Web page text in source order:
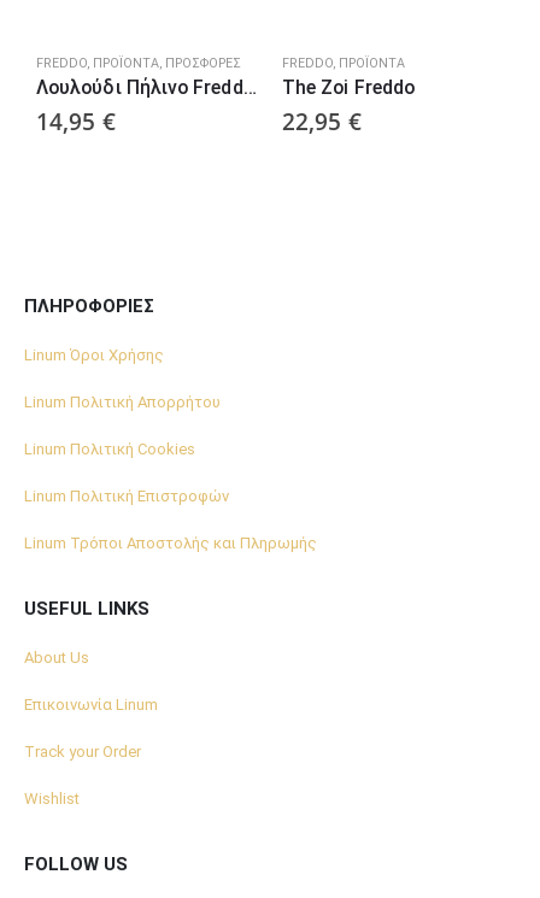
FREDDO, ΠΡΟΪΌΝΤΑ, ΠΡΟΣΦΟΡΈΣ
Λουλούδι Πήλινο Freddo Ποτήρι
14,95 €
FREDDO, ΠΡΟΪΌΝΤΑ
The Zoi Freddo
22,95 €
ΠΛΗΡΟΦΟΡΙΕΣ
Linum Όροι Χρήσης
Linum Πολιτική Απορρήτου
Linum Πολιτική Cookies
Linum Πολιτική Επιστροφών
Linum Τρόποι Αποστολής και Πληρωμής
USEFUL LINKS
About Us
Επικοινωνία Linum
Track your Order
Wishlist
FOLLOW US